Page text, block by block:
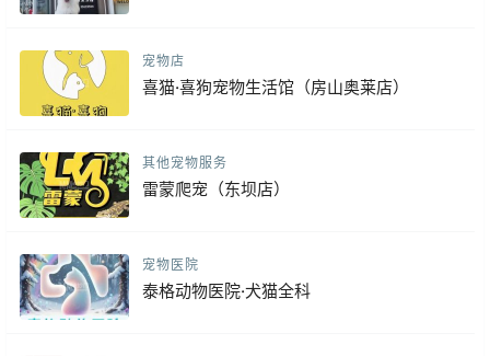
宠物店
喜猫·喜狗宠物生活馆（房山奥莱店）
其他宠物服务
雷蒙爬宠（东坝店）
宠物医院
泰格动物医院·犬猫全科